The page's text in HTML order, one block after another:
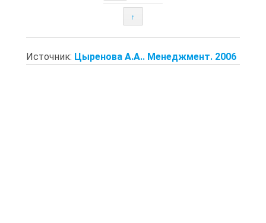
↑
Источник: Цыренова А.А.. Менеджмент. 2006